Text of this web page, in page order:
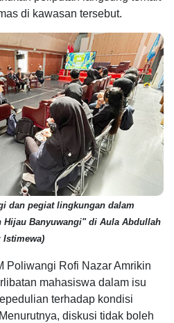
di kawasan tersebut.
dan pegiat lingkungan dalam
Hijau Banyuwangi" di Aula Abdullah
Istimewa)
Poliwangi Rofi Nazar Amrikin
mahasiswa dalam isu
terhadap kondisi
diskusi tidak boleh